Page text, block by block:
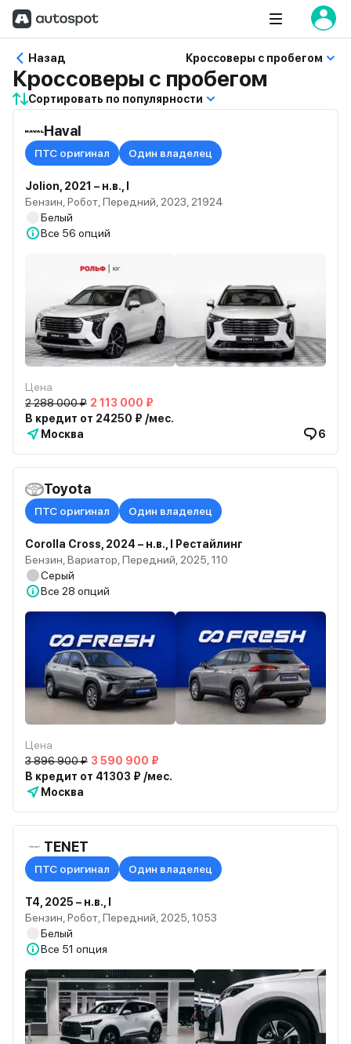
Назад Кроссоверы с пробегом
Кроссоверы с пробегом
Сортировать по популярности
Haval
ПТС оригинал Один владелец
Jolion, 2021 – н.в., I
Бензин, Робот, Передний, 2023, 21924
Белый
Все 56 опций
Цена
2 288 000 ₽ 2 113 000 ₽
В кредит от 24250 ₽ /мес.
Москва
6
Toyota
ПТС оригинал Один владелец
Corolla Cross, 2024 – н.в., I Рестайлинг
Бензин, Вариатор, Передний, 2025, 110
Серый
Все 28 опций
Цена
3 896 900 ₽ 3 590 900 ₽
В кредит от 41303 ₽ /мес.
Москва
TENET
ПТС оригинал Один владелец
T4, 2025 – н.в., I
Бензин, Робот, Передний, 2025, 1053
Белый
Все 51 опция